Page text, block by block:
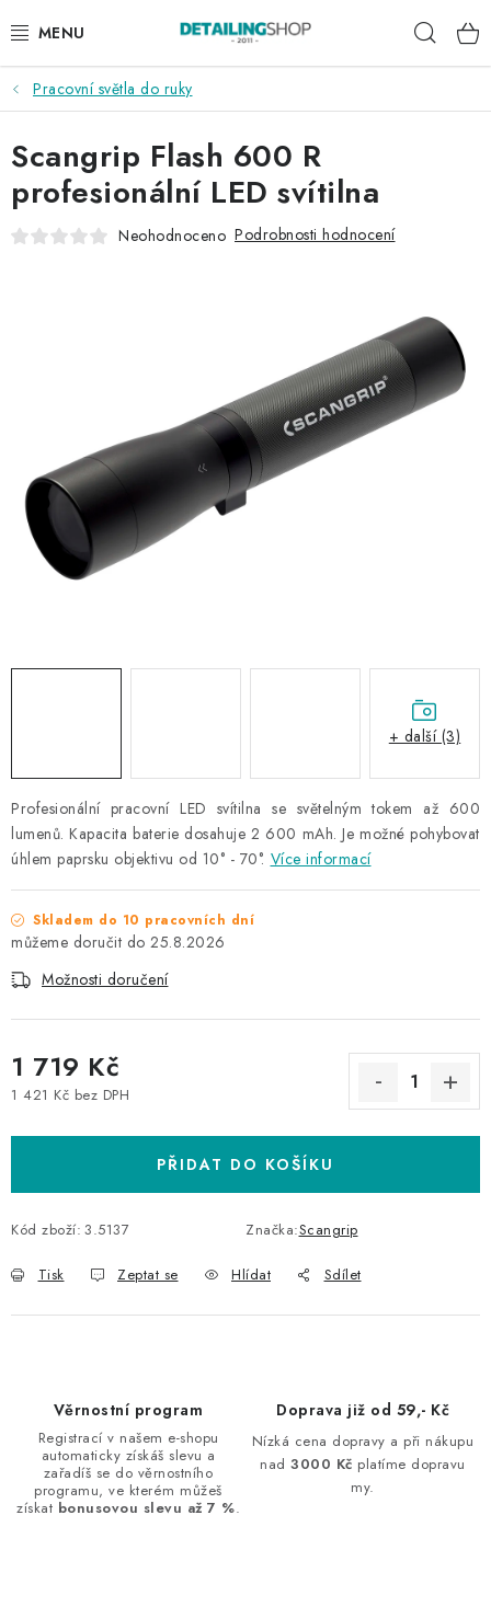
na
AKCE
NOVINKY
EXTERIÉR
NAŠE SLUŽBY
KONTAKTY
BYDLENÍ
Pracovní světla do ruky
Profesionální pracovní LED svítilna se světelným tokem až 600
lumenů. Kapacita baterie dosahuje 2 600 mAh. Je možné pohybovat
úhlem paprsku objektivu od 10° - 70°. Více informací
Skladem do 10 pracovních dní
25.8.2026
Možnosti doručení
1 719 Kč
1 421 Kč bez DPH
PŘIDAT DO KOŠÍKU
Kód zboží: 3.5137 Značka:Scangrip
Tisk Zeptat se Hlídat Sdílet
Scangrip Flash 600 R
profesionální LED svítilna
Neohodnoceno Podrobnosti hodnocení
+ další (3)
Věrnostní program
Registrací v našem e-shopu
automaticky získáš slevu a
zařadíš se do věrnostního
programu, ve kterém můžeš
získat bonusovou slevu až 7 %.
Doprava již od 59,- Kč
Nízká cena dopravy a při nákupu
nad3000 Kč platíme dopravu
my.